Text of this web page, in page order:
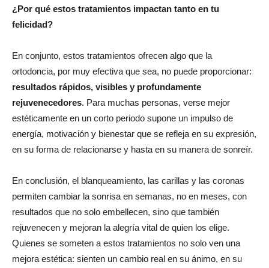
¿Por qué estos tratamientos impactan tanto en tu
felicidad?
En conjunto, estos tratamientos ofrecen algo que la
ortodoncia, por muy efectiva que sea, no puede proporcionar:
resultados rápidos, visibles y profundamente
rejuvenecedores. Para muchas personas, verse mejor
estéticamente en un corto periodo supone un impulso de
energía, motivación y bienestar que se refleja en su expresión,
en su forma de relacionarse y hasta en su manera de sonreír.
En conclusión, el blanqueamiento, las carillas y las coronas
permiten cambiar la sonrisa en semanas, no en meses, con
resultados que no solo embellecen, sino que también
rejuvenecen y mejoran la alegría vital de quien los elige.
Quienes se someten a estos tratamientos no solo ven una
mejora estética: sienten un cambio real en su ánimo, en su